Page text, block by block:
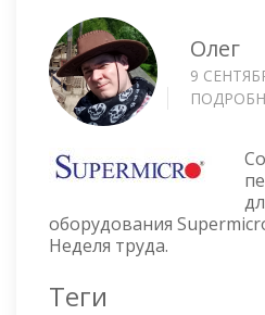
Олег
9
оборудования
Неделя труда.
Теги